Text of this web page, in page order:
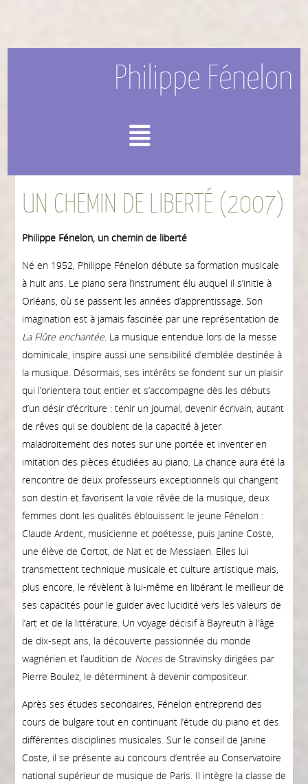
Philippe Fénelon
UN CHEMIN DE LIBERTÉ (2007)
Philippe Fénelon, un chemin de liberté
Né en 1952, Philippe Fénelon débute sa formation musicale
à huit ans. Le piano sera l’instrument élu auquel il s’initie à
Orléans, où se passent les années d’apprentissage. Son
imagination est à jamais fascinée par une représentation de
La Flûte enchantée. La musique entendue lors de la messe
dominicale, inspire aussi une sensibilité d’emblée destinée à
la musique. Désormais, ses intérêts se fondent sur un plaisir
qui l’orientera tout entier et s’accompagne dès les débuts
d’un désir d’écriture : tenir un journal, devenir écrivain, autant
de rêves qui se doublent de la capacité à jeter
maladroitement des notes sur une portée et inventer en
imitation des pièces étudiées au piano. La chance aura été la
rencontre de deux professeurs exceptionnels qui changent
son destin et favorisent la voie rêvée de la musique, deux
femmes dont les qualités éblouissent le jeune Fénelon :
Claude Ardent, musicienne et poétesse, puis Janine Coste,
une élève de Cortot, de Nat et de Messiaen. Elles lui
transmettent technique musicale et culture artistique mais,
plus encore, le révèlent à lui-même en libérant le meilleur de
ses capacités pour le guider avec lucidité vers les valeurs de
l’art et de la littérature. Un voyage décisif à Bayreuth à l’âge
de dix-sept ans, la découverte passionnée du monde
wagnérien et l’audition de Nocesde Stravinsky dirigées par
Pierre Boulez, le déterminent à devenir compositeur.
Après ses études secondaires, Fénelon entreprend des
cours de bulgare tout en continuant l’étude du piano et des
différentes disciplines musicales. Sur le conseil de Janine
Coste, il se présente au concours d’entrée au Conservatoire
national supérieur de musique de Paris. Il intègre la classe de